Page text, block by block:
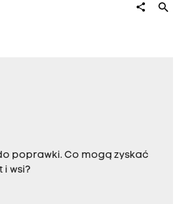
share search
poprawki. Co mogą zyskać
i wsi?